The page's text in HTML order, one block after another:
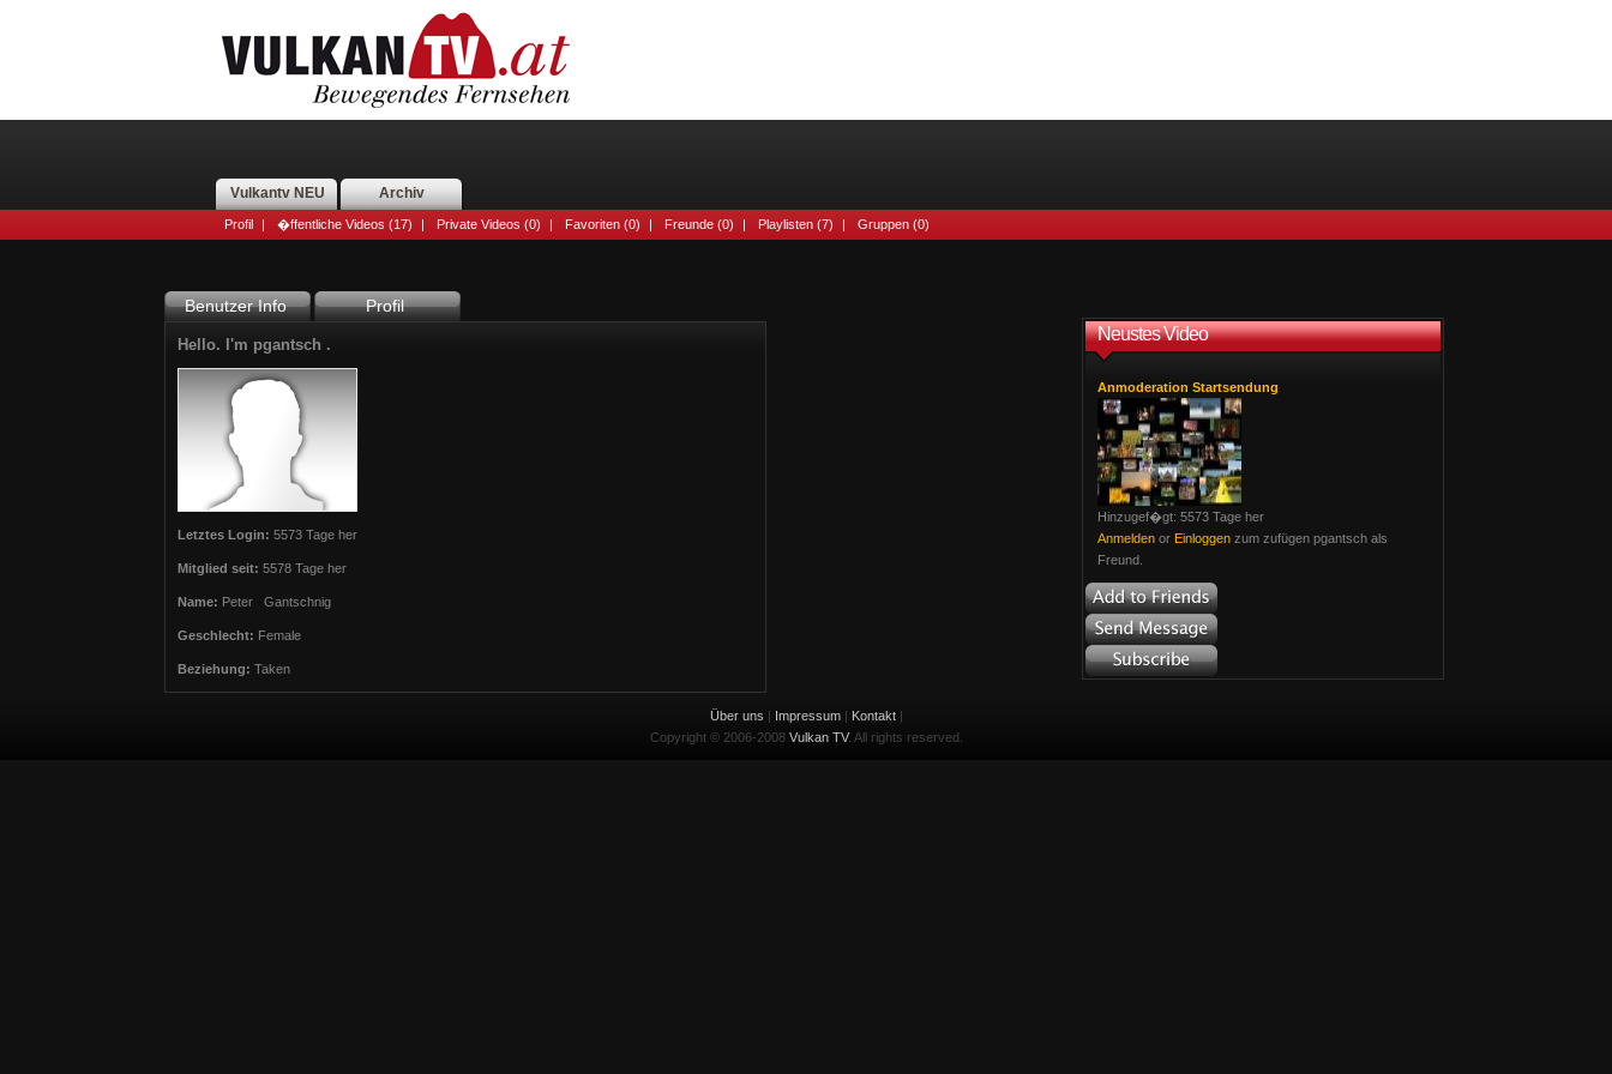
Vulkantv NEU Archiv
Profil | �ffentliche Videos (17) | Private Videos (0) | Favoriten (0) | Freunde (0) | Playlisten (7) | Gruppen (0)
Benutzer Info Profil
Hello. I'm pgantsch .
Letztes Login: 5573 Tage her
Mitglied seit: 5578 Tage her
Name: Peter Gantschnig
Geschlecht: Female
Beziehung: Taken
Neustes Video
Anmoderation Startsendung
Hinzugef�gt: 5573 Tage her
Anmelden or Einloggen zum zufügen pgantsch als
Freund.
Über uns | Impressum| Kontakt|
Copyright © 2006-2008 Vulkan TV. All rights reserved.